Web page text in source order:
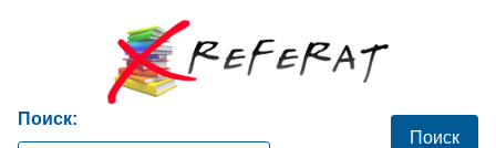
Поиск: